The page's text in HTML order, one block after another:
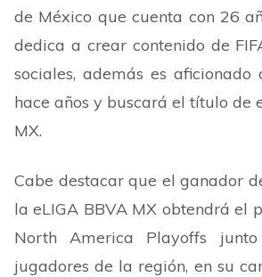
de México que cuenta con 26
dedica a crear contenido de
sociales, además es aficionado
hace años y buscará el título de
MX.
Cabe destacar que el ganador
la eLIGA BBVA MX obtendrá el
North America Playoffs
jugadores de la región, en su